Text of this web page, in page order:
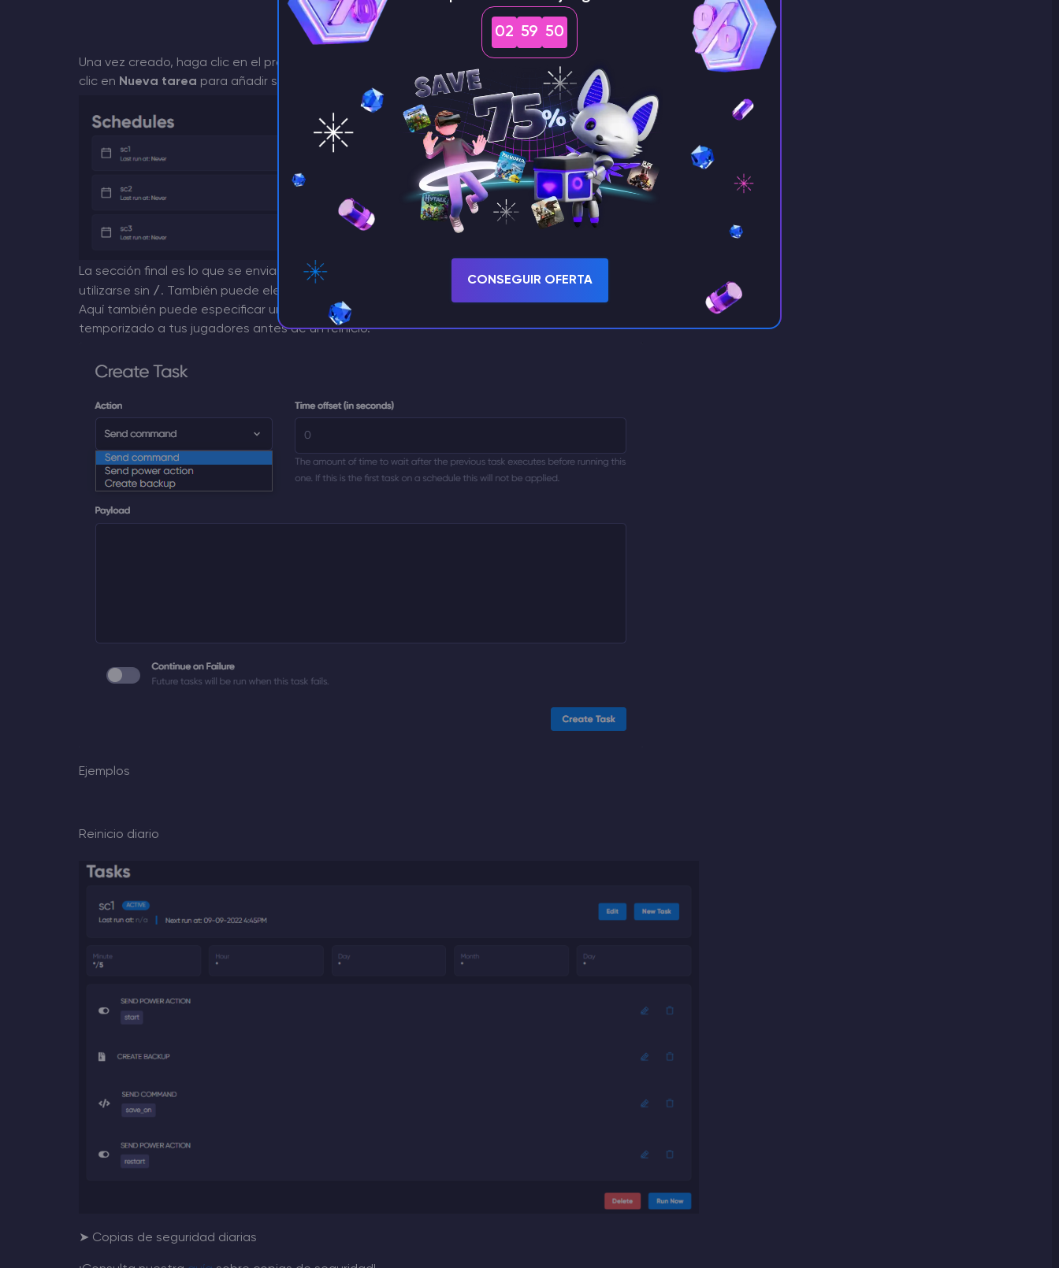
Una vez creado, haga clic en el programa en la lista principal para ver las tareas. A continuación, haga
clic en Nueva tarea para añadir su primera acción de programación.
La sección final es lo que se enviará como comando o como acción de encendido. Los comandos deben
utilizarse sin /. También puede elegir una acción de energía o crear una copia de seguridad.
Aquí también puede especificar un retraso. Esto es útil si, por ejemplo, quieres enviar un aviso
temporizado a tus jugadores antes de un reinicio.
Ejemplos
Reinicio diario
➤ Copias de seguridad diarias
02 59 49
CONSEGUIR OFERTA